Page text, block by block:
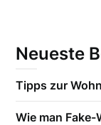
Neueste
Tipps zur
Wie man